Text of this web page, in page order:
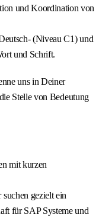
und Koordination von
(Niveau C1) und
und Schrift.
uns in Deiner
Stelle von Bedeutung
mit kurzen
suchen gezielt ein
für SAP Systeme und